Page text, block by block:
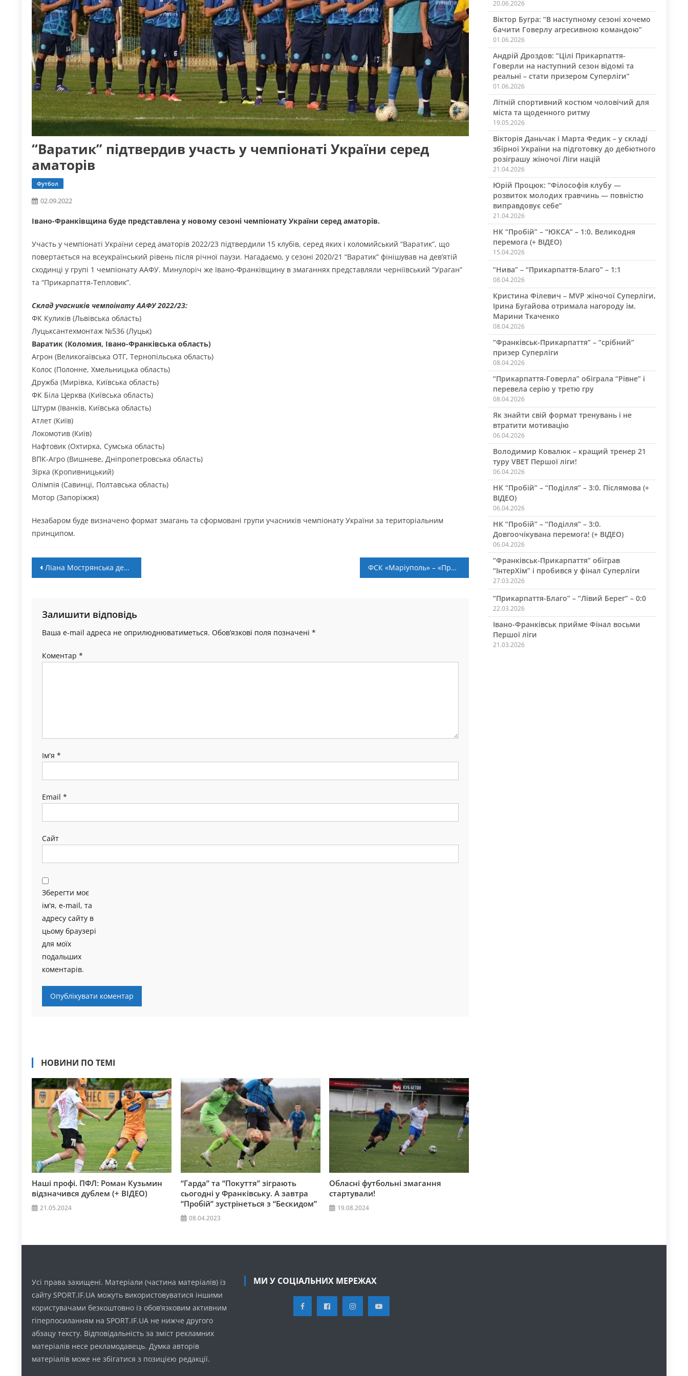
“Варатик” підтвердив участь у чемпіонаті України серед
аматорів
Футбол
02.09.2022
Івано-Франківщина буде представлена у новому сезоні чемпіонату України серед аматорів.
Участь у чемпіонаті України серед аматорів 2022/23 підтвердили 15 клубів, серед яких і коломийський “Варатик”, що
повертається на всеукраїнський рівень після річної паузи. Нагадаємо, у сезоні 2020/21 “Варатик” фінішував на дев’ятій
сходинці у групі 1 чемпіонату ААФУ. Минулоріч же Івано-Франківщину в змаганнях представляли черніївський “Ураган”
та “Прикарпаття-Тепловик”.
Склад учасників чемпоінату ААФУ 2022/23:
ФК Куликів (Львівська область)
Луцьксантехмонтаж №536 (Луцьк)
Варатик (Коломия, Івано-Франківська область)
Агрон (Великогаївська ОТГ, Тернопільська область)
Колос (Полонне, Хмельницька область)
Дружба (Мирівка, Київська область)
ФК Біла Церква (Київська область)
Штурм (Іванків, Київська область)
Атлет (Київ)
Локомотив (Київ)
Нафтовик (Охтирка, Сумська область)
ВПК-Агро (Вишневе, Дніпропетровська область)
Зірка (Кропивницький)
Олімпія (Савинці, Полтавська область)
Мотор (Запоріжжя)
Незабаром буде визначено формат змагань та сформовані групи учасників чемпіонату України за територіальним
принципом.
Навігація
Ліана Мострянська дебютувала голом в студентській лізі США ФСК «Маріуполь» – «Прикарпаття». Анонс матчу та LIVE
Залишити відповідь
Ваша e-mail адреса не оприлюднюватиметься. Обов’язкові поля позначені *
Коментар *
Ім'я *
Email *
Сайт
Зберегти моє
ім'я, e-mail, та
адресу сайту в
цьому браузері
для моїх
подальших
коментарів.
НОВИНИ ПО ТЕМІ
Наші профі. ПФЛ: Роман Кузьмин
відзначився дублем (+ ВІДЕО)
21.05.2024
“Гарда” та “Покуття” зіграють
сьогодні у Франківську. А завтра
“Пробій” зустрінеться з “Бескидом”
08.04.2023
Обласні футбольні змагання
стартували!
19.08.2024
20.06.2026
Віктор Бугра: “В наступному сезоні хочемо
бачити Говерлу агресивною командою”
01.06.2026
Андрій Дроздов: “Цілі Прикарпаття-
Говерли на наступний сезон відомі та
реальні – стати призером Суперліги”
01.06.2026
Літній спортивний костюм чоловічий для
міста та щоденного ритму
19.05.2026
Вікторія Даньчак і Марта Федик – у складі
збірної України на підготовку до дебютного
розіграшу жіночої Ліги націй
21.04.2026
Юрій Процюк: “Філософія клубу —
розвиток молодих гравчинь — повністю
виправдовує себе”
21.04.2026
НК “Пробій” – “ЮКСА” – 1:0. Великодня
перемога (+ ВІДЕО)
15.04.2026
“Нива” – “Прикарпаття-Благо” – 1:1
08.04.2026
Кристина Філевич – MVP жіночої Суперліги,
Ірина Бугайова отримала нагороду ім.
Марини Ткаченко
08.04.2026
“Франківськ-Прикарпаття” – “срібний”
призер Суперліги
08.04.2026
“Прикарпаття-Говерла” обіграла “Рівне” і
перевела серію у третю гру
08.04.2026
Як знайти свій формат тренувань і не
втратити мотивацію
06.04.2026
Володимир Ковалюк – кращий тренер 21
туру VBET Першої ліги!
06.04.2026
НК “Пробій” – “Поділля” – 3:0. Післямова (+
ВІДЕО)
06.04.2026
НК “Пробій” – “Поділля” – 3:0.
Довгоочікувана перемога! (+ ВІДЕО)
06.04.2026
“Франківськ-Прикарпаття” обіграв
“ІнтерХім” і пробився у фінал Суперліги
27.03.2026
“Прикарпаття-Благо” – “Лівий Берег” – 0:0
22.03.2026
Івано-Франківськ прийме Фінал восьми
Першої ліги
21.03.2026
Усі права захищені. Матеріали (частина матеріалів) із
сайту SPORT.IF.UA можуть використовуватися іншими
користувачами безкоштовно із обов’язковим активним
гіперпосиланням на SPORT.IF.UA не нижче другого
абзацу тексту. Відповідальність за зміст рекламних
матеріалів несе рекламодавець. Думка авторів
матеріалів може не збігатися з позицією редакції.
МИ У СОЦІАЛЬНИХ МЕРЕЖАХ